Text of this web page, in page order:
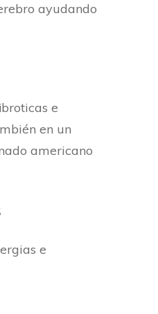
ayudando
e
en un
americano
e